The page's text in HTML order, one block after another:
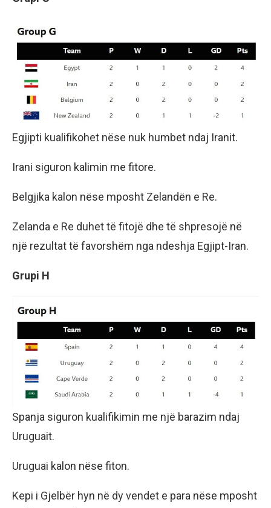
Egjipti kualifikohet nëse nuk humbet ndaj Iranit.
Irani siguron kalimin me fitore.
Belgjika kalon nëse mposht Zelandën e Re.
Zelanda e Re duhet të fitojë dhe të shpresojë në
një rezultat të favorshëm nga ndeshja Egjipt-Iran.
Grupi H
Spanja siguron kualifikimin me një barazim ndaj
Uruguait.
Uruguai kalon nëse fiton.
Kepi i Gjelbër hyn në dy vendet e para nëse mposht